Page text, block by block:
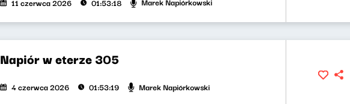
Napiór w eterze 305
4 czerwca 2026 01:53:19 Marek Napiórkowski